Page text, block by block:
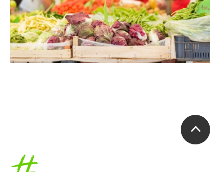
Accueil